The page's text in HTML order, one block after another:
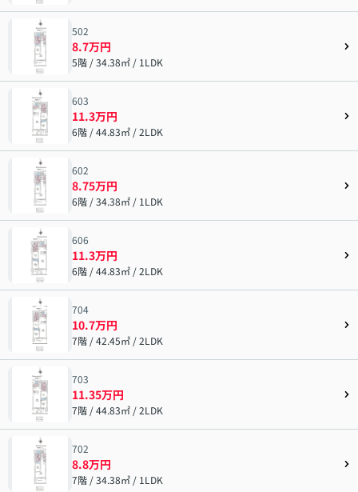
502
8.7万円
5階 / 34.38㎡ / 1LDK
603
11.3万円
6階 / 44.83㎡ / 2LDK
602
8.75万円
6階 / 34.38㎡ / 1LDK
606
11.3万円
6階 / 44.83㎡ / 2LDK
704
10.7万円
7階 / 42.45㎡ / 2LDK
703
11.35万円
7階 / 44.83㎡ / 2LDK
702
8.8万円
7階 / 34.38㎡ / 1LDK